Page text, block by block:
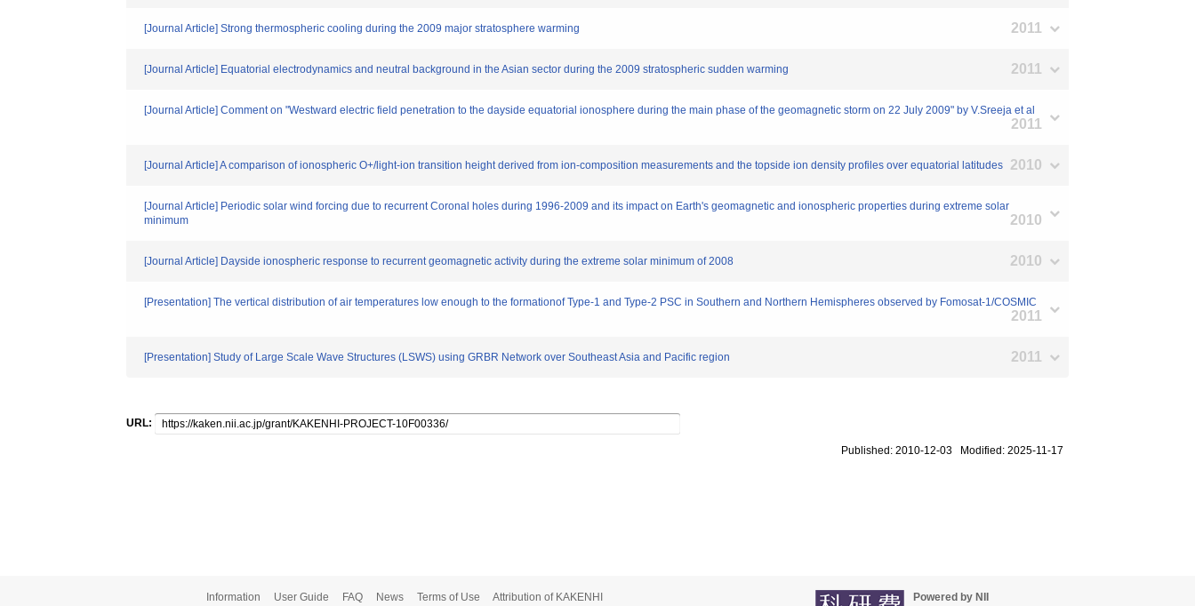
[Journal Article] Strong thermospheric cooling during the 2009 major stratosphere warming 2011
[Journal Article] Equatorial electrodynamics and neutral background in the Asian sector during the 2009 stratospheric sudden warming 2011
[Journal Article] Comment on "Westward electric field penetration to the dayside equatorial ionosphere during the main phase of the geomagnetic storm on 22 July 2009" by V.Sreeja et al
2011
[Journal Article] A comparison of ionospheric O+/light-ion transition height derived from ion-composition measurements and the topside ion density profiles over equatorial latitudes 2010
[Journal Article] Periodic solar wind forcing due to recurrent Coronal holes during 1996-2009 and its impact on Earth's geomagnetic and ionospheric properties during extreme solar
minimum
2010
[Journal Article] Dayside ionospheric response to recurrent geomagnetic activity during the extreme solar minimum of 2008 2010
[Presentation] The vertical distribution of air temperatures low enough to the formationof Type-1 and Type-2 PSC in Southern and Northern Hemispheres observed by Fomosat-1/COSMIC
2011
[Presentation] Study of Large Scale Wave Structures (LSWS) using GRBR Network over Southeast Asia and Pacific region 2011
URL:
Published: 2010-12-03 Modified: 2025-11-17
Information User Guide FAQ News Terms of Use Attribution of KAKENHI Powered by NII